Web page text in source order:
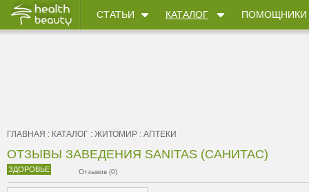
СТАТЬИ КАТАЛОГ ПОМОЩНИКИ
ГЛАВНАЯ : КАТАЛОГ : ЖИТОМИР : АПТЕКИ
ОТЗЫВЫ ЗАВЕДЕНИЯ SANITAS (САНИТАС)
ЗДОРОВЬЕ Отзывов (0)